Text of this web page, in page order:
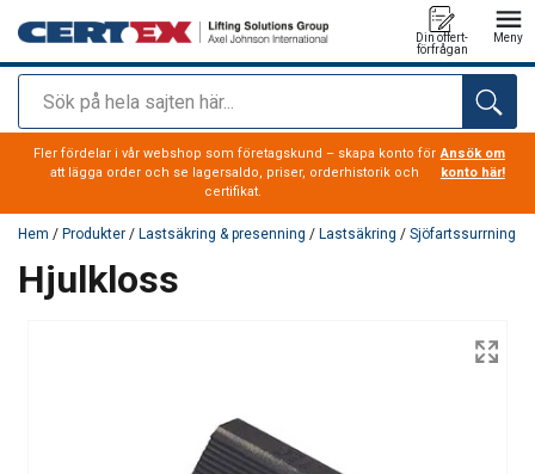
Sök
Din offert-
förfrågan
Meny
tillagd i varukorg
Fler fördelar i vår webshop som företagskund – skapa konto för
att lägga order och se lagersaldo, priser, orderhistorik och
certifikat.
Ansök om
konto här!
Hem / Produkter / Lastsäkring & presenning / Lastsäkring / Sjöfartssurrning
Hjulkloss